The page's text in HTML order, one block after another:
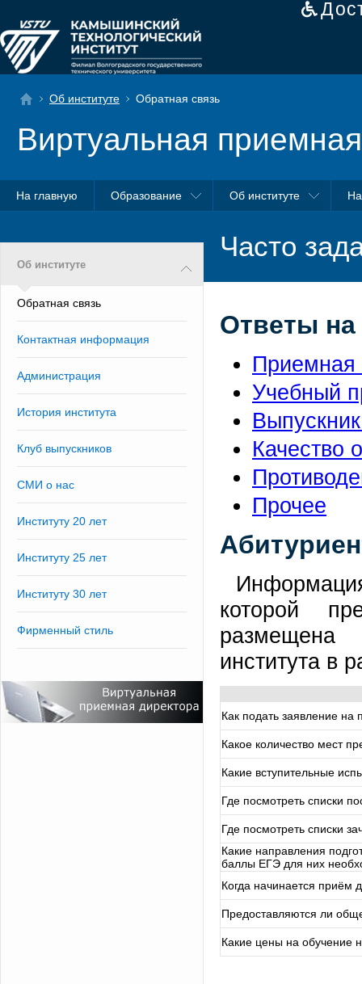
Об институте Обратная связь
Виртуальная
На главную Образование Об институте
Об институте
Обратная связь
Контактная информация
Администрация
История института
Клуб выпускников
СМИ о нас
Институту 20 лет
Институту 25 лет
Институту 30 лет
Фирменный стиль
Часто
Ответы
Приемная
Учебный
Качество
Прочее
которой
института в
Как подать заявление
Какое количество мест
Какие вступительные
Где посмотреть списки
Где посмотреть списки
Какие направления
баллы ЕГЭ для них
Когда начинается приём
Предоставляются ли
Какие цены на обучение